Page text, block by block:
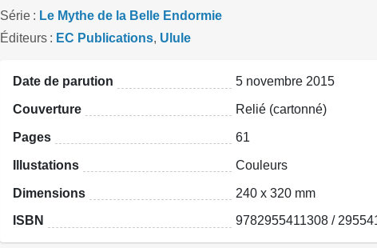
Série
Le Mythe de la Belle Endormie
Éditeurs
EC Publications, Ulule
Date de parution 5 novembre 2015
Couverture Relié (cartonné)
Pages 61
Illustations Couleurs
Dimensions 240 x 320 mm
ISBN 9782955411308 /